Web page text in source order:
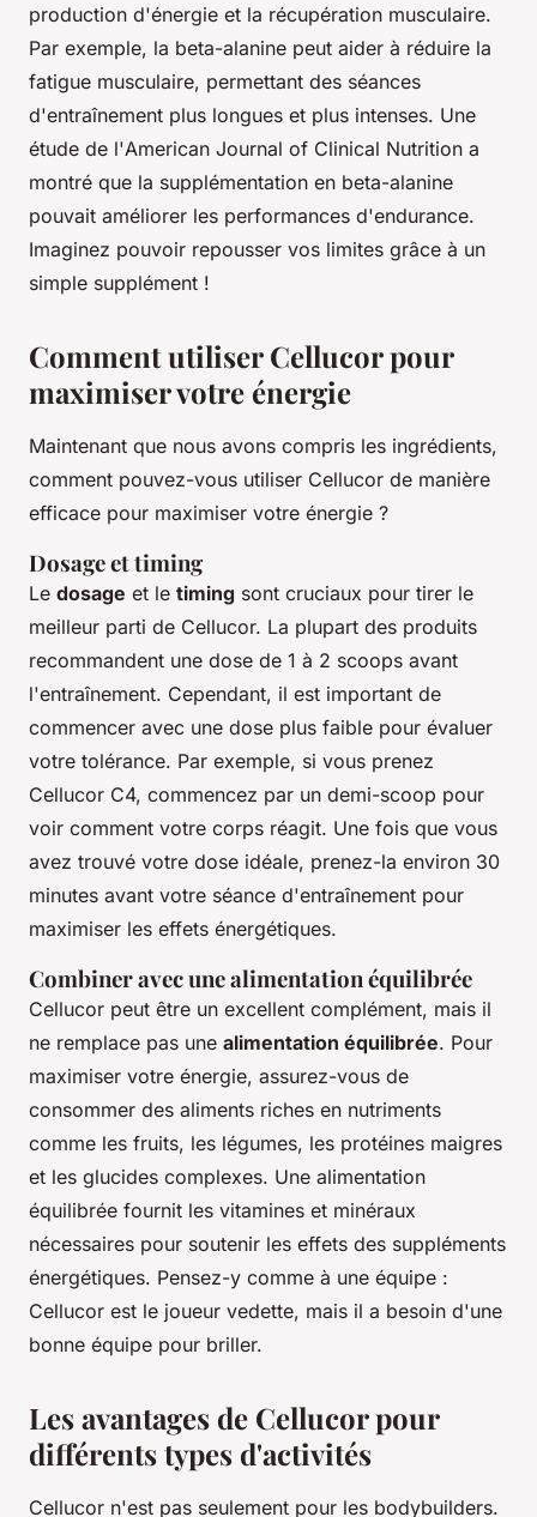
production d'énergie et la récupération musculaire.
Par exemple, la beta-alanine peut aider à réduire la
fatigue musculaire, permettant des séances
d'entraînement plus longues et plus intenses. Une
étude de l'American Journal of Clinical Nutrition a
montré que la supplémentation en beta-alanine
pouvait améliorer les performances d'endurance.
Imaginez pouvoir repousser vos limites grâce à un
simple supplément !
Comment utiliser Cellucor pour
maximiser votre énergie
Maintenant que nous avons compris les ingrédients,
comment pouvez-vous utiliser Cellucor de manière
efficace pour maximiser votre énergie ?
Dosage et timing
Le dosage et le timing sont cruciaux pour tirer le
meilleur parti de Cellucor. La plupart des produits
recommandent une dose de 1 à 2 scoops avant
l'entraînement. Cependant, il est important de
commencer avec une dose plus faible pour évaluer
votre tolérance. Par exemple, si vous prenez
Cellucor C4, commencez par un demi-scoop pour
voir comment votre corps réagit. Une fois que vous
avez trouvé votre dose idéale, prenez-la environ 30
minutes avant votre séance d'entraînement pour
maximiser les effets énergétiques.
Combiner avec une alimentation équilibrée
Cellucor peut être un excellent complément, mais il
ne remplace pas une alimentation équilibrée. Pour
maximiser votre énergie, assurez-vous de
consommer des aliments riches en nutriments
comme les fruits, les légumes, les protéines maigres
et les glucides complexes. Une alimentation
équilibrée fournit les vitamines et minéraux
nécessaires pour soutenir les effets des suppléments
énergétiques. Pensez-y comme à une équipe :
Cellucor est le joueur vedette, mais il a besoin d'une
bonne équipe pour briller.
Les avantages de Cellucor pour
différents types d'activités
Cellucor n'est pas seulement pour les bodybuilders.